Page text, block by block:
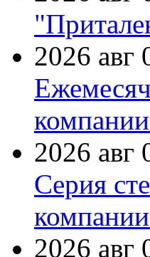
2026 авг
2026 авг
Серия
2026 авг